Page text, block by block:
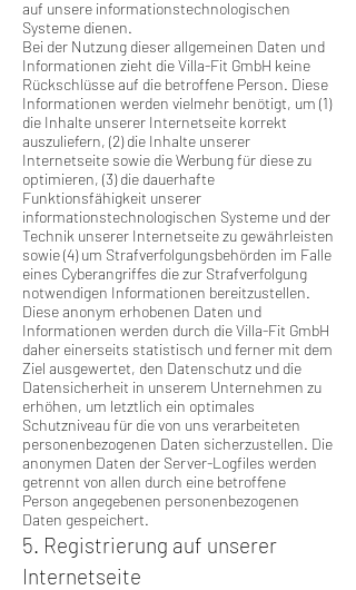
auf unsere informationstechnologischen
Systeme dienen.
Bei der Nutzung dieser allgemeinen Daten und
Informationen zieht die Villa-Fit GmbH keine
Rückschlüsse auf die betroffene Person. Diese
Informationen werden vielmehr benötigt, um (1)
die Inhalte unserer Internetseite korrekt
auszuliefern, (2) die Inhalte unserer
Internetseite sowie die Werbung für diese zu
optimieren, (3) die dauerhafte
Funktionsfähigkeit unserer
informationstechnologischen Systeme und der
Technik unserer Internetseite zu gewährleisten
sowie (4) um Strafverfolgungsbehörden im Falle
eines Cyberangriffes die zur Strafverfolgung
notwendigen Informationen bereitzustellen.
Diese anonym erhobenen Daten und
Informationen werden durch die Villa-Fit GmbH
daher einerseits statistisch und ferner mit dem
Ziel ausgewertet, den Datenschutz und die
Datensicherheit in unserem Unternehmen zu
erhöhen, um letztlich ein optimales
Schutzniveau für die von uns verarbeiteten
personenbezogenen Daten sicherzustellen. Die
anonymen Daten der Server-Logfiles werden
getrennt von allen durch eine betroffene
Person angegebenen personenbezogenen
Daten gespeichert.
5. Registrierung auf unserer
Internetseite